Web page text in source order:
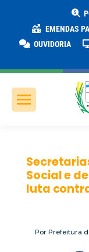
EMENDAS
OUVIDORIA
Social e
luta
Por Prefeitura